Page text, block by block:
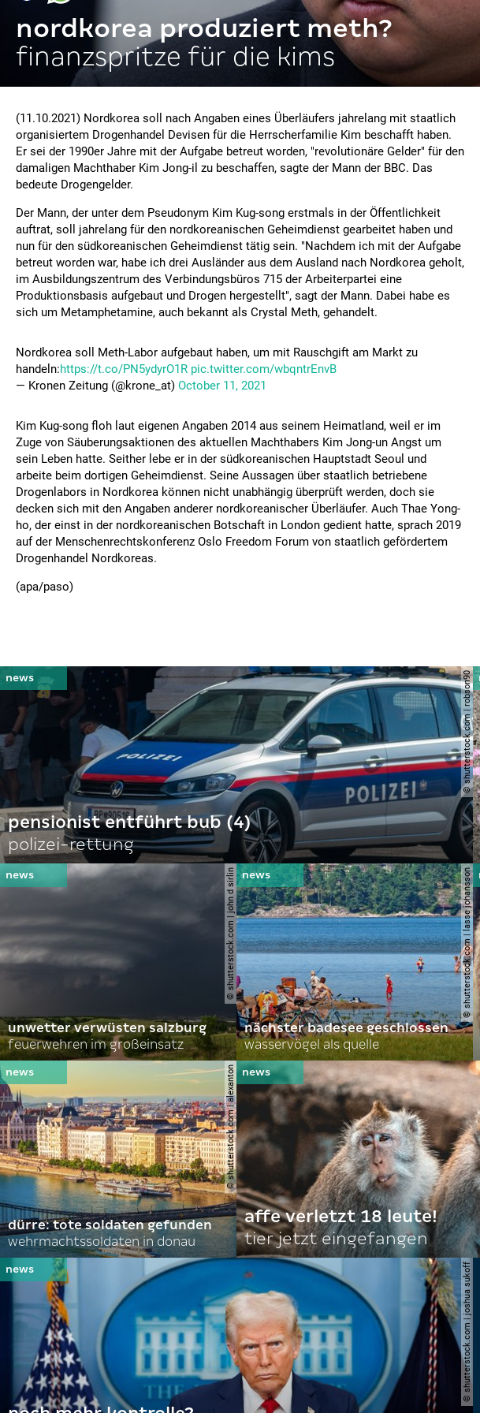
nordkorea produziert meth?
finanzspritze für die kims
(11.10.2021) Nordkorea soll nach Angaben eines Überläufers jahrelang mit staatlich
organisiertem Drogenhandel Devisen für die Herrscherfamilie Kim beschafft haben.
Er sei der 1990er Jahre mit der Aufgabe betreut worden, "revolutionäre Gelder" für den
damaligen Machthaber Kim Jong-il zu beschaffen, sagte der Mann der BBC. Das
bedeute Drogengelder.
Der Mann, der unter dem Pseudonym Kim Kug-song erstmals in der Öffentlichkeit
auftrat, soll jahrelang für den nordkoreanischen Geheimdienst gearbeitet haben und
nun für den südkoreanischen Geheimdienst tätig sein. "Nachdem ich mit der Aufgabe
betreut worden war, habe ich drei Ausländer aus dem Ausland nach Nordkorea geholt,
im Ausbildungszentrum des Verbindungsbüros 715 der Arbeiterpartei eine
Produktionsbasis aufgebaut und Drogen hergestellt", sagt der Mann. Dabei habe es
sich um Metamphetamine, auch bekannt als Crystal Meth, gehandelt.
Nordkorea soll Meth-Labor aufgebaut haben, um mit Rauschgift am Markt zu
handeln:https://t.co/PN5ydyrO1R pic.twitter.com/wbqntrEnvB
— Kronen Zeitung (@krone_at) October 11, 2021
Kim Kug-song floh laut eigenen Angaben 2014 aus seinem Heimatland, weil er im
Zuge von Säuberungsaktionen des aktuellen Machthabers Kim Jong-un Angst um
sein Leben hatte. Seither lebe er in der südkoreanischen Hauptstadt Seoul und
arbeite beim dortigen Geheimdienst. Seine Aussagen über staatlich betriebene
Drogenlabors in Nordkorea können nicht unabhängig überprüft werden, doch sie
decken sich mit den Angaben anderer nordkoreanischer Überläufer. Auch Thae Yong-
ho, der einst in der nordkoreanischen Botschaft in London gedient hatte, sprach 2019
auf der Menschenrechtskonferenz Oslo Freedom Forum von staatlich gefördertem
Drogenhandel Nordkoreas.
(apa/paso)
© shutterstock.com | robson90
pensionist entführt bub (4)
polizei-rettung
© shutterstock.com | john d sirlin
unwetter verwüsten salzburg
feuerwehren im großeinsatz
© shutterstock.com | lasse johansson
nächster badesee geschlossen
wasservögel als quelle
© shutterstock.com | alexanton
dürre: tote soldaten gefunden
wehrmachtssoldaten in donau
affe verletzt 18 leute!
tier jetzt eingefangen
© shutterstock.com | joshua sukoff